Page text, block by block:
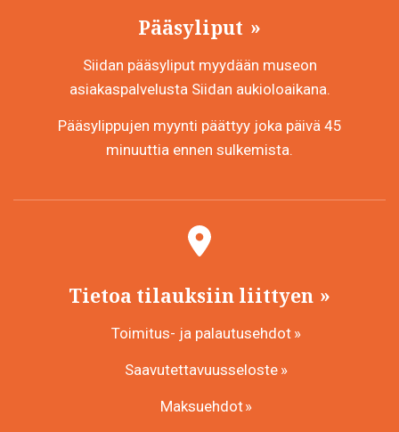
Pääsyliput
Siidan pääsyliput myydään museon
asiakaspalvelusta Siidan aukioloaikana.
Pääsylippujen myynti päättyy joka päivä 45
minuuttia ennen sulkemista.
Tietoa tilauksiin liittyen
Toimitus- ja palautusehdot
Saavutettavuusseloste
Maksuehdot